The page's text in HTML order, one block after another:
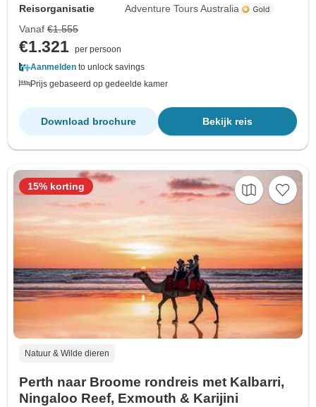
Reisorganisatie
Adventure Tours Australia
Vanaf €1.555
€1.321 per persoon
Aanmelden to unlock savings
Prijs gebaseerd op gedeelde kamer
Bekijk reis
Download brochure
Natuur & Wilde dieren
Perth naar Broome rondreis met Kalbarri,
Ningaloo Reef, Exmouth & Karijini
15% korting